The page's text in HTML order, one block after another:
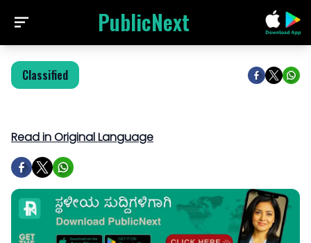
PublicNext
Classified
Read in Original Language